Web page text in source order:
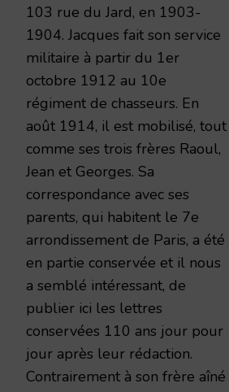
103 rue du Jard, en 1903-
1904. Jacques fait son service
militaire à partir du 1er
octobre 1912 au 10e
régiment de chasseurs. En
août 1914, il est mobilisé, tout
comme ses trois frères Raoul,
Jean et Georges. Sa
correspondance avec ses
parents, qui habitent le 7e
arrondissement de Paris, a été
en partie conservée et il nous
a semblé intéressant, de
publier ici les lettres
conservées 110 ans jour pour
jour après leur rédaction.
Contrairement à son frère aîné